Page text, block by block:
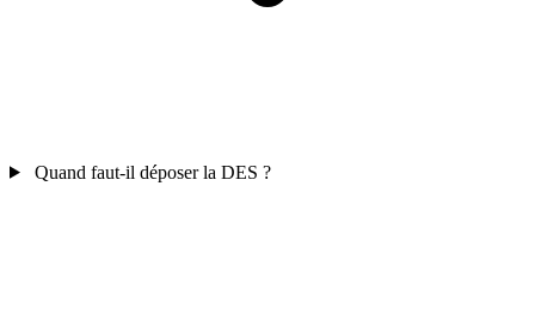
Quand faut-il déposer la DES ?